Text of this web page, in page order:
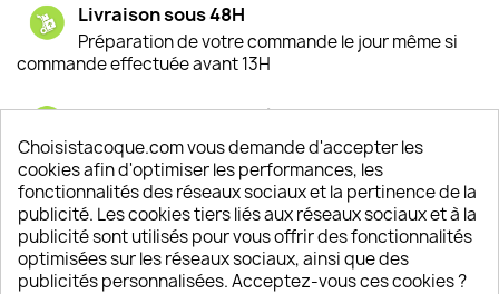
Livraison sous 48H
Préparation de votre commande le jour même si
commande effectuée avant 13H
Satisfaction de nos clients
Depuis 2009, entre 92% et 94% de nos clients
sont satisfaits de nos produits
Un SAV à votre écoute
Notre SAV est disponible 6/7J de 10h à 18H
Choisistacoque.com vous demande d'accepter les
cookies afin d'optimiser les performances, les
fonctionnalités des réseaux sociaux et la pertinence de la
publicité. Les cookies tiers liés aux réseaux sociaux et à la
publicité sont utilisés pour vous offrir des fonctionnalités
optimisées sur les réseaux sociaux, ainsi que des
publicités personnalisées. Acceptez-vous ces cookies ?